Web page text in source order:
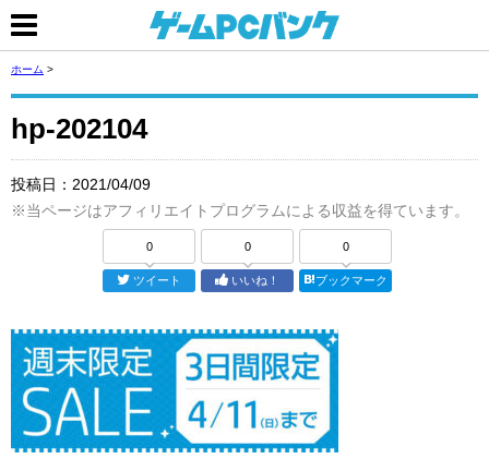
ホーム >
hp-202104
投稿日： 2021/04/09
※当ページはアフィリエイトプログラムによる収益を得ています。
0
ツイート
0
いいね！
0
ブックマーク